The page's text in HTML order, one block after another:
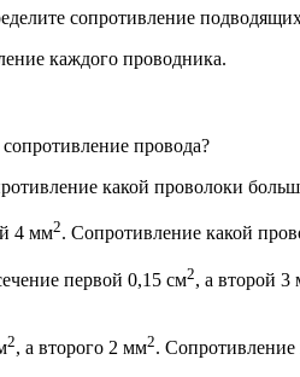
сопротивление
каждого проводника.
провода?
какой проволоки
4 мм2. Сопротивление какой
первой 0,15 см2, а второй 3
2, а второго 2 мм2.